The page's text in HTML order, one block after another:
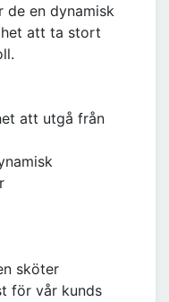
de en dynamisk
att ta stort
att utgå från
sköter
för vår kunds